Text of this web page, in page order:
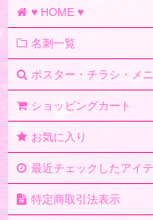
♥ HOME ♥
名刺一覧
ポスター・チラシ・メ
ショッピングカート
お気に入り
最近チェックしたアイ
特定商取引法表示